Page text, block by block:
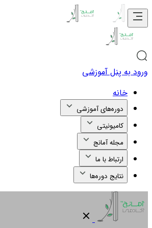
ورود به پنل آموزشی
خانه
دوره‌های آموزشی
کامیونیتی
مجله آمانج
ارتباط با ما
نتایج دوره‌ها